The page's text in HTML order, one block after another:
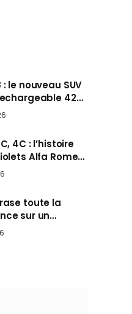
le nouveau SUV
428
l’Audi Q7 arrive
cet automne
4C : l’histoire
Alfa Romeo,
qui ont défini
cheveux au
toute la
sur un
personne ne